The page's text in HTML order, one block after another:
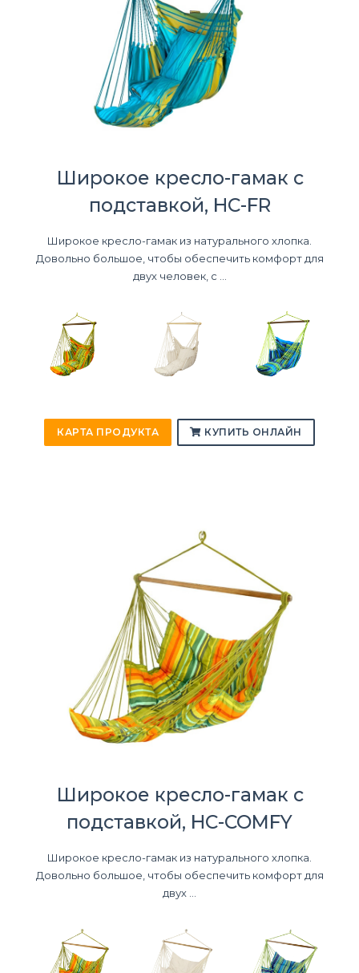
Широкое кресло-гамак с
подставкой, HC-FR
Широкое кресло-гамак из натурального хлопка.
Довольно большое, чтобы обеспечить комфорт для
двух человек, с ...
КАРТА ПРОДУКТА КУПИТЬ ОНЛАЙН
Широкое кресло-гамак с
подставкой, HC-COMFY
Широкое кресло-гамак из натурального хлопка.
Довольно большое, чтобы обеспечить комфорт для
двух ...